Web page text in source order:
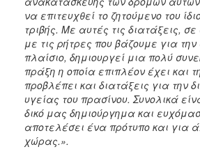
να επιτευχθεί το ζητούμενο του
τριβής. Με αυτές τις διατάξεις,
με τις ρήτρες που βάζουμε για
πλαίσιο, δημιουργεί μια πολύ
πράξη η οποία επιπλέον έχει και
προβλέπει και διατάξεις για την
υγείας του πρασίνου. Συνολικά
δικό μας δημιούργημα και
αποτελέσει ένα πρότυπο και για
χώρας.».